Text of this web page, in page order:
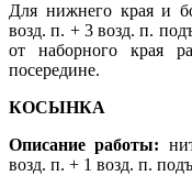
Для нижнего края и
возд. п. + 3 возд. п.
от наборного края
посередине.
КОСЫНКА
Описание работы:
возд. п. + 1 возд. п.